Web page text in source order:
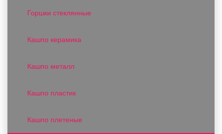
Горшки стеклянные
Кашпо керамика
Кашпо металл
Кашпо пластик
Кашпо плетеные